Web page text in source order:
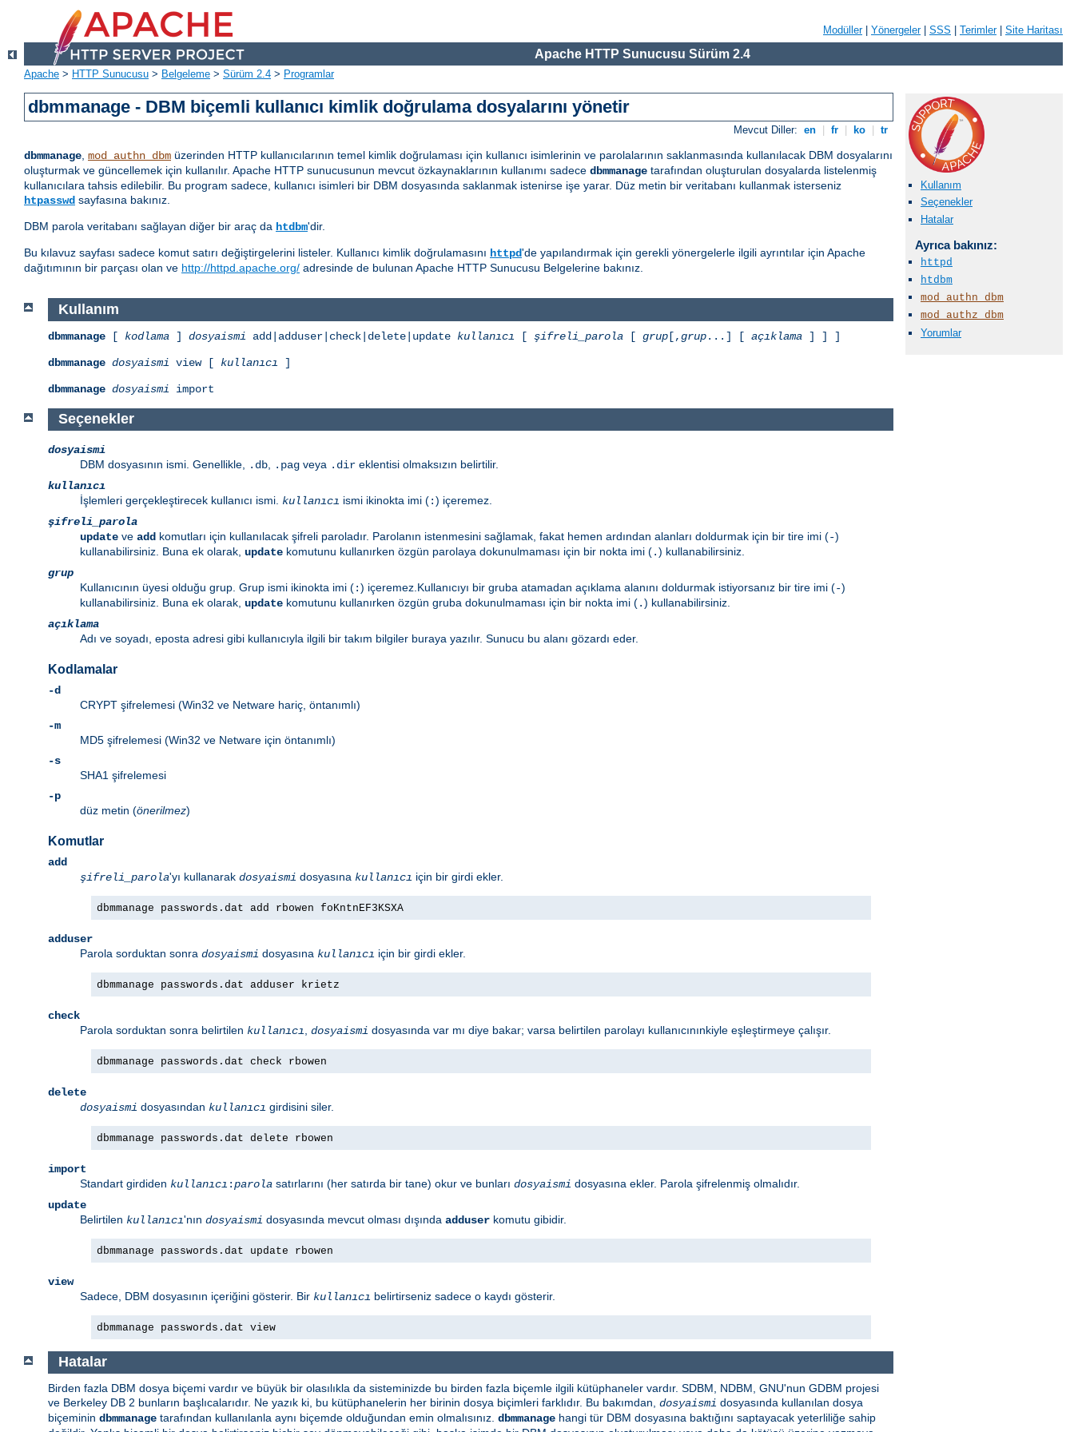
Modüller| Yönergeler| SSS Terimler| Site Haritası
Apache HTTP Sunucusu Sürüm 2.4
Apache > HTTP Sunucusu > Belgeleme > Sürüm 2.4 > Programlar
dbmmanage - DBM biçemli kullanıcı kimlik doğrulama dosyalarını yönetir
Mevcut Diller: en fr ko tr
dbmmanage, mod_authn_dbm üzerinden HTTP kullanıcılarının temel kimlik doğrulaması için kullanıcı isimlerinin ve parolalarının saklanmasında kullanılacak DBM dosyalarını
oluşturmak ve güncellemek için kullanılır. Apache HTTP sunucusunun mevcut özkaynaklarının kullanımı sadece dbmmanage tarafından oluşturulan dosyalarda listelenmiş
kullanıcılara tahsis edilebilir. Bu program sadece, kullanıcı isimleri bir DBM dosyasında saklanmak istenirse işe yarar. Düz metin bir veritabanı kullanmak isterseniz
htpasswd sayfasına bakınız.
DBM parola veritabanı sağlayan diğer bir araç da htdbm'dir.
Bu kılavuz sayfası sadece komut satırı değiştirgelerini listeler. Kullanıcı kimlik doğrulamasını httpd'de yapılandırmak için gerekli yönergelerle ilgili ayrıntılar için Apache
dağıtımının bir parçası olan ve http://httpd.apache.org/ adresinde de bulunan Apache HTTP Sunucusu Belgelerine bakınız.
Kullanım
Seçenekler
Hatalar
Ayrıca bakınız:
httpd
htdbm
mod_authn_dbm
mod_authz_dbm
Yorumlar
Kullanım
dbmmanage [ kodlama ] dosyaismi add|adduser|check|delete|update kullanıcı [ şifreli_parola [ grup [,grup...] [ açıklama ] ] ]
dbmmanage dosyaismi view [ kullanıcı ]
dbmmanage dosyaismi import
Seçenekler
dosyaismi
DBM dosyasının ismi. Genellikle,
.db .pag veya .dir eklentisi olmaksızın belirtilir.
kullanıcı
İşlemleri gerçekleştirecek kullanıcı ismi. kullanıcı ismi ikinokta imi (:) içeremez.
şifreli_parola
update ve add komutları için kullanılacak şifreli paroladır. Parolanın istenmesini sağlamak, fakat hemen ardından alanları doldurmak için bir tire imi (-)
kullanabilirsiniz. Buna ek olarak, update komutunu kullanırken özgün parolaya dokunulmaması için bir nokta imi (.) kullanabilirsiniz.
grup
Kullanıcının üyesi olduğu grup. Grup ismi ikinokta imi (:) içeremez.Kullanıcıyı bir gruba atamadan açıklama alanını doldurmak istiyorsanız bir tire imi (-)
kullanabilirsiniz. Buna ek olarak, update komutunu kullanırken özgün gruba dokunulmaması için bir nokta imi (.) kullanabilirsiniz.
açıklama
Adı ve soyadı, eposta adresi gibi kullanıcıyla ilgili bir takım bilgiler buraya yazılır. Sunucu bu alanı gözardı eder.
Kodlamalar
-d
CRYPT şifrelemesi (Win32 ve Netware hariç, öntanımlı)
-m
MD5 şifrelemesi (Win32 ve Netware için öntanımlı)
-s
SHA1 şifrelemesi
-p
düz metin (önerilmez)
Komutlar
add
şifreli_parola'yı kullanarak dosyaismi dosyasına kullanıcı için bir girdi ekler.
dbmmanage passwords.dat add rbowen foKntnEF3KSXA
adduser
Parola sorduktan sonra dosyaismi dosyasına kullanıcı için bir girdi ekler.
dbmmanage passwords.dat adduser krietz
check
Parola sorduktan sonra belirtilen kullanıcı dosyaismi dosyasında var mı diye bakar; varsa belirtilen parolayı kullanıcınınkiyle eşleştirmeye çalışır.
dbmmanage passwords.dat check rbowen
delete
dosyaismi dosyasından kullanıcı girdisini siler.
dbmmanage passwords.dat delete rbowen
import
Standart girdiden kullanıcı :parola satırlarını (her satırda bir tane) okur ve bunları dosyaismi dosyasına ekler. Parola şifrelenmiş olmalıdır.
update
Belirtilen kullanıcı'nın dosyaismi dosyasında mevcut olması dışında adduser komutu gibidir.
dbmmanage passwords.dat update rbowen
view
Sadece, DBM dosyasının içeriğini gösterir. Bir kullanıcı belirtirseniz sadece o kaydı gösterir.
dbmmanage passwords.dat view
Hatalar
Birden fazla DBM dosya biçemi vardır ve büyük bir olasılıkla da sisteminizde bu birden fazla biçemle ilgili kütüphaneler vardır. SDBM, NDBM, GNU'nun GDBM projesi
ve Berkeley DB 2 bunların başlıcalarıdır. Ne yazık ki, bu kütüphanelerin her birinin dosya biçimleri farklıdır. Bu bakımdan, dosyaismi dosyasında kullanılan dosya
biçeminin dbmmanage tarafından kullanılanla aynı biçemde olduğundan emin olmalısınız. dbmmanage hangi tür DBM dosyasına baktığını saptayacak yeterliliğe sahip